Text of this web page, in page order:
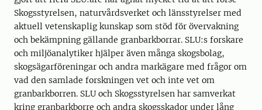
Skogsstyrelsen, naturvårdsverket och länsstyrelser med
aktuell vetenskaplig kunskap som stöd för övervakning
och bekämpning gällande granbarkborrar. SLU:s forskare
och miljöanalytiker hjälper även många skogsbolag,
skogsägarföreningar och andra markägare med frågor om
vad den samlade forskningen vet och inte vet om
granbarkborren. SLU och Skogsstyrelsen har samverkat
kring granbarkborre och andra skogsskador under lång